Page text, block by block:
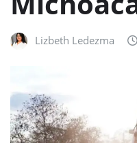
Lizbeth Ledezma